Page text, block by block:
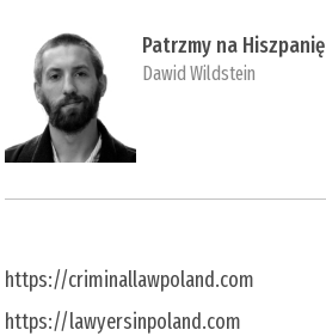
Patrzmy na Hiszpanię
Dawid Wildstein
https://criminallawpoland.com
https://lawyersinpoland.com